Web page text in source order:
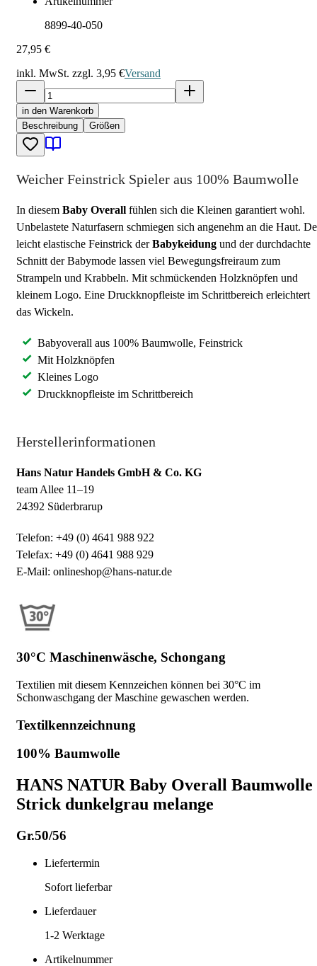
8899-40-050
27,95 €
inkl. MwSt. zzgl. 3,95 €Versand
in den Warenkorb
Beschreibung
Größen
Weicher Feinstrick Spieler aus 100% Baumwolle
In diesem Baby Overall fühlen sich die Kleinen garantiert wohl.
Unbelastete Naturfasern schmiegen sich angenehm an die Haut.
leicht elastische Feinstrick derBabykeidung und der durchdachte
Schnitt der Babymode lassen viel Bewegungsfreiraum zum
Strampeln und Krabbeln. Mit schmückenden Holzknöpfen und
kleinem Logo. Eine Druckknopfleiste im Schrittbereich erleichtert
das Wickeln.
Babyoverall aus 100% Baumwolle, Feinstrick
Mit Holzknöpfen
Kleines Logo
Druckknopfleiste im Schrittbereich
Herstellerinformationen
Hans Natur Handels GmbH & Co. KG
team Allee 11–19
24392 Süderbrarup
Telefon: +49 (0) 4641 988 922
Telefax: +49 (0) 4641 988 929
E-Mail: onlineshop@hans-natur.de
30°C Maschinenwäsche, Schongang
Textilien mit diesem Kennzeichen können bei 30°C im
Schonwaschgang der Maschine gewaschen werden.
Textilkennzeichnung
100% Baumwolle
HANS NATUR Baby Overall Baumwolle
Strick dunkelgrau melange
Gr.50/56
Liefertermin
Sofort lieferbar
Lieferdauer
1-2 Werktage
Artikelnummer